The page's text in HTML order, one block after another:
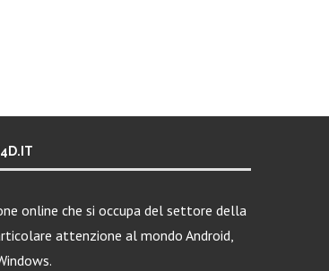
online che si occupa del settore della
attenzione al mondo Android,